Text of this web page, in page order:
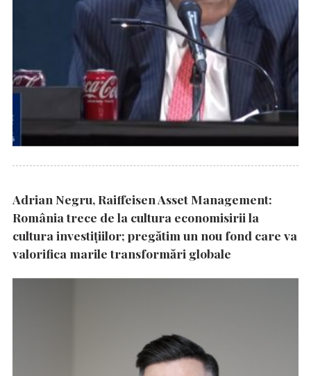
Adrian Negru, Raiffeisen Asset Management:
România trece de la cultura economisirii la
cultura investițiilor; pregătim un nou fond care va
valorifica marile transformări globale